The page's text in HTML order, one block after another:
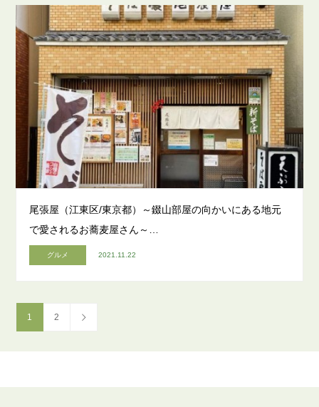
尾張屋（江東区/東京都）～錣山部屋の向かいにある地元
で愛されるお蕎麦屋さん～…
グルメ 2021.11.22
1 2